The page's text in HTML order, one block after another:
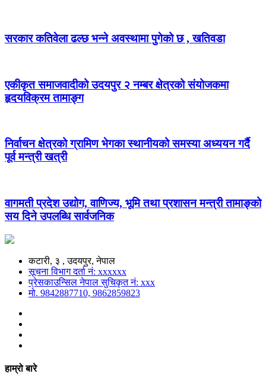
सरकार कतिवेला ढल्छ भन्ने अवस्थामा पुगेको छ , खतिवडा
एकीकृत समाजवादीको उदयपुर २ नम्बर क्षेत्रको संयोजकमा
हृदयविक्रम तामाङ्ग
निर्वाचन क्षेत्रको ग्रामिण भेगका स्थानीयको समस्या अध्ययन गर्दै
पूर्व मन्त्री खत्री
वागमती प्रदेश उद्योग, वाणिज्य, भूमि तथा प्रशासन मन्त्री तामाङ्को
सय दिने उपलब्धि सार्वजनिक
कटारी, ३ , उदयपुर, नेपाल
सूचना विभाग दर्ता नं: xxxxxx
प्रेसकाउन्सिल नेपाल सुचिकृत नं: xxx
मो. 9842887710, 9862859823
हाम्रो बारे